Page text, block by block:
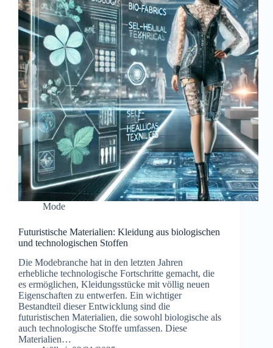
Mode
Futuristische Materialien: Kleidung aus biologischen
und technologischen Stoffen
Die Modebranche hat in den letzten Jahren
erhebliche technologische Fortschritte gemacht, die
es ermöglichen, Kleidungsstücke mit völlig neuen
Eigenschaften zu entwerfen. Ein wichtiger
Bestandteil dieser Entwicklung sind die
futuristischen Materialien, die sowohl biologische als
auch technologische Stoffe umfassen. Diese
Materialien…